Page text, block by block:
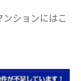
ションにはこ